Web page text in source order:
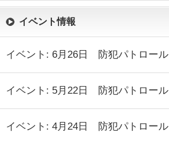
イベント情報
イベント: 6月26日 防犯パトロール
イベント: 5月22日 防犯パトロール
イベント: 4月24日 防犯パトロール